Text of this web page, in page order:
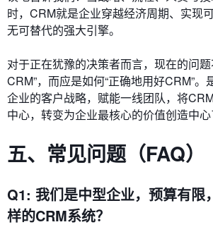
时，CRM就是企业穿越经济周期、实现
无可替代的强大引擎。
对于正在犹豫的决策者而言，现在的问
CRM”，而应是如何“正确地用好CRM”
企业的客户战略，赋能一线团队，将
中心，转变为企业最核心的价值创造中心
五、常见问题（FAQ）
Q1: 我们是中型企业，预算有限
样的CRM系统？